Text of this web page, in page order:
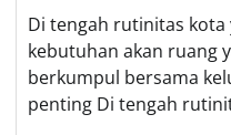
Di tengah rutinitas kota
kebutuhan akan ruang
berkumpul bersama
penting Di tengah